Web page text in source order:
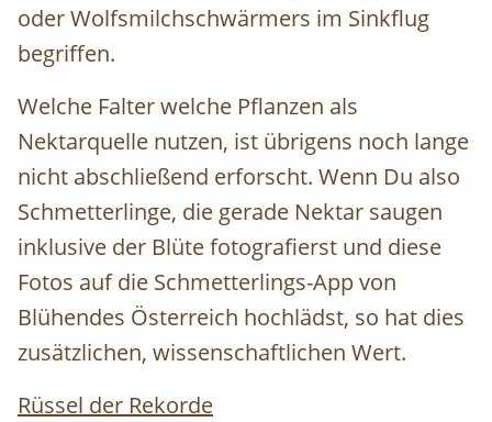
oder Wolfsmilchschwärmers im Sinkflug
begriffen.
Welche Falter welche Pflanzen als
Nektarquelle nutzen, ist übrigens noch lange
nicht abschließend erforscht. Wenn Du also
Schmetterlinge, die gerade Nektar saugen
inklusive der Blüte fotografierst und diese
Fotos auf die Schmetterlings-App von
Blühendes Österreich hochlädst, so hat dies
zusätzlichen, wissenschaftlichen Wert.
Rüssel der Rekorde